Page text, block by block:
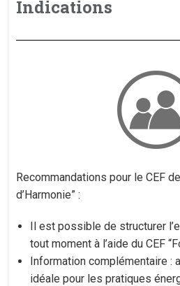
Indications
Recommandations pour le CEF
d’Harmonie” :
Il est possible de structurer
tout moment à l’aide du CEF
Information complémentaire :
idéale pour les pratiques